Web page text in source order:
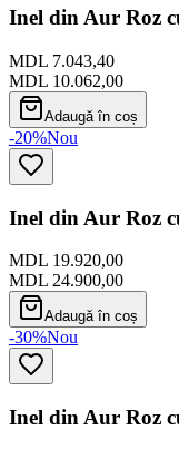
Inel din Aur Roz
MDL 7.043,40
MDL 10.062,00
Adaugă în coș
-20%Nou
Inel din Aur Roz
MDL 19.920,00
MDL 24.900,00
Adaugă în coș
-30%Nou
Inel din Aur Roz